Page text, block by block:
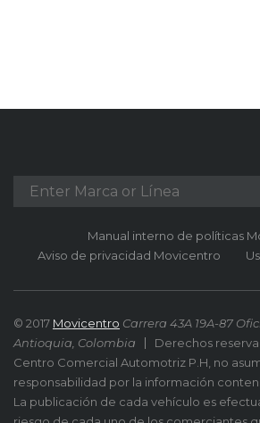
Manual interno de políticas
Aviso de privacidad Movicentro
© 2017 Movicentro Carrera 43A 19A-87
Antioquia, Colombia
Derechos
Centro Comercial Automotriz P.H, no
responsabilidad por la información
La publicación de cada vehículo es